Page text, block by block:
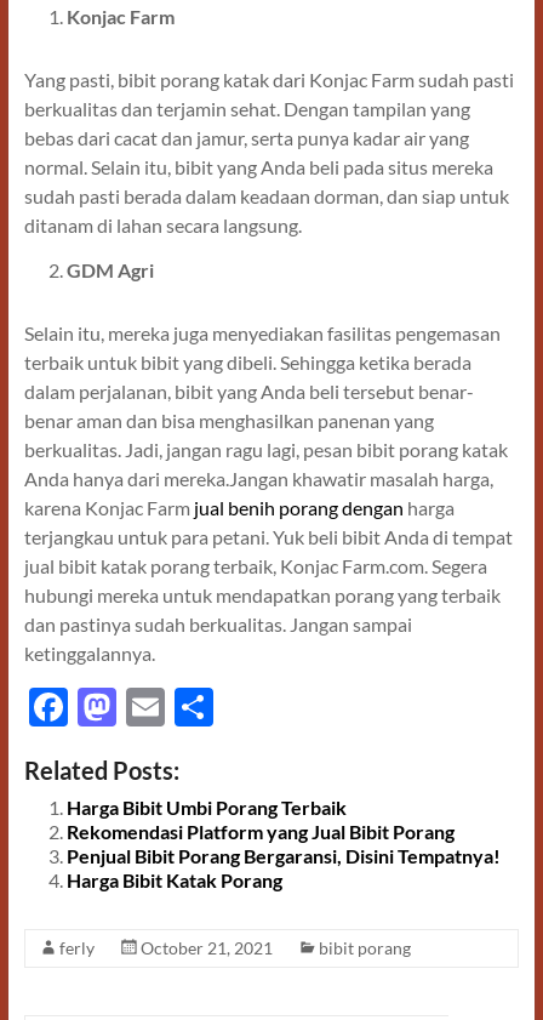
Konjac Farm
Yang pasti, bibit porang katak dari Konjac Farm sudah pasti
berkualitas dan terjamin sehat. Dengan tampilan yang
bebas dari cacat dan jamur, serta punya kadar air yang
normal. Selain itu, bibit yang Anda beli pada situs mereka
sudah pasti berada dalam keadaan dorman, dan siap untuk
ditanam di lahan secara langsung.
GDM Agri
Selain itu, mereka juga menyediakan fasilitas pengemasan
terbaik untuk bibit yang dibeli. Sehingga ketika berada
dalam perjalanan, bibit yang Anda beli tersebut benar-
benar aman dan bisa menghasilkan panenan yang
berkualitas. Jadi, jangan ragu lagi, pesan bibit porang katak
Anda hanya dari mereka.Jangan khawatir masalah harga,
karena Konjac Farm jual benih porang dengan harga
terjangkau untuk para petani. Yuk beli bibit Anda di tempat
jual bibit katak porang terbaik, Konjac Farm.com. Segera
hubungi mereka untuk mendapatkan porang yang terbaik
dan pastinya sudah berkualitas. Jangan sampai
ketinggalannya.
F
e
b
o
o
k
M
to
d
o
n
E
ail
S
e
Related Posts:
Harga Bibit Umbi Porang Terbaik
Rekomendasi Platform yang Jual Bibit Porang
Penjual Bibit Porang Bergaransi, Disini Tempatnya!
Harga Bibit Katak Porang
ferly October 21, 2021 bibit porang